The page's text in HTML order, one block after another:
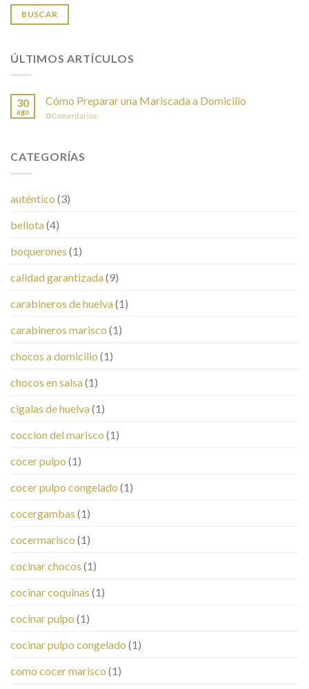
BUSCAR
ÚLTIMOS ARTÍCULOS
30
ago
Cómo Preparar una Mariscada a Domicilio
0Comentarios
CATEGORÍAS
auténtico (3)
bellota(4)
boquerones (1)
calidad garantizada(9)
carabineros de huelva(1)
carabineros marisco (1)
chocos a domicilio (1)
chocos en salsa(1)
cigalas de huelva(1)
coccion del marisco (1)
cocer pulpo (1)
cocer pulpo congelado (1)
cocergambas (1)
cocermarisco (1)
cocinar chocos (1)
cocinar coquinas (1)
cocinar pulpo (1)
cocinar pulpo congelado (1)
como cocer marisco (1)